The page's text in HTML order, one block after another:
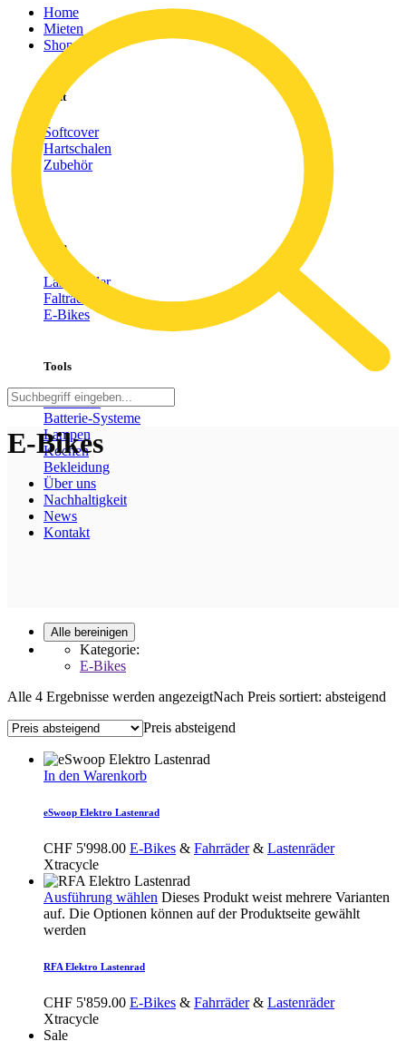
Home
Mieten
Shop
Tent
Softcover
Hartschalen
Zubehör
Bike
Lastenräder
Faltrad
E-Bikes
Tools
Heizlüfter
Batterie-Systeme
Lampen
Kochen
Bekleidung
Über uns
Nachhaltigkeit
News
Kontakt
E-Bikes
Alle bereinigen
Kategorie:
E-Bikes
Alle 4 Ergebnisse werden angezeigtNach Preis sortiert: absteigend
Preis absteigend
In den Warenkorb
eSwoop Elektro Lastenrad
CHF 5'998.00 E-Bikes & Fahrräder& Lastenräder
Xtracycle
Ausführung wählen Dieses Produkt weist mehrere Varianten
auf. Die Optionen können auf der Produktseite gewählt
werden
RFA Elektro Lastenrad
CHF 5'859.00 E-Bikes & Fahrräder& Lastenräder
Xtracycle
Sale